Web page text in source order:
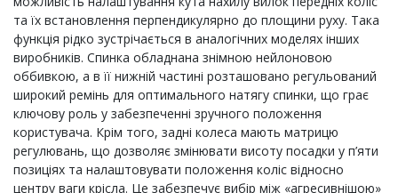
та їх встановлення перпендикулярно до площини руху. Така
функція рідко зустрічається в аналогічних моделях інших
виробників. Спинка обладнана знімною нейлоновою
оббивкою, а в її нижній частині розташовано регульований
широкий ремінь для оптимального натягу спинки, що грає
ключову роль у забезпеченні зручного положення
користувача. Крім того, задні колеса мають матрицю
регулювань, що дозволяє змінювати висоту посадки у п’яти
позиціях та налаштовувати положення коліс відносно
центру ваги крісла. Це забезпечує вибір між «агресивнішою»